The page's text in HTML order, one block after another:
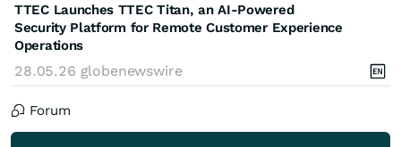
TTEC Launches TTEC Titan, an AI-Powered
Security Platform for Remote Customer Experience
Operations
28.05.26 globenewswire
Forum